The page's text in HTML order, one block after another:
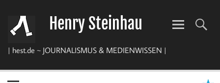
springen
Henry Steinhau
| hest.de ~ JOURNALISMUS & MEDIENWISSEN |